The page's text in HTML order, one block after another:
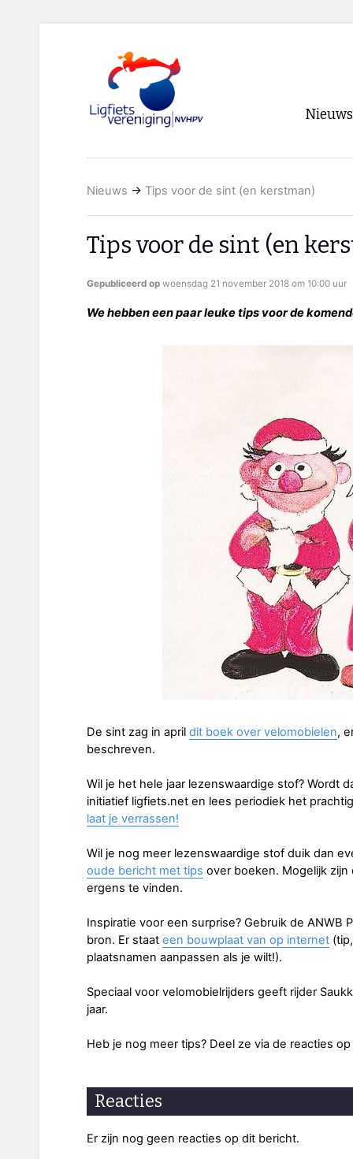
Nieuws
Nieuws → Tips voor de sint (en kerstman)
Tips voor de sint (en
Gepubliceerd op woensdag 21 november 2018 om 10:00 uur
We hebben een paar leuke tips voor de
De sint zag in april dit boek over velomobielen,
beschreven.
Wil je het hele jaar lezenswaardige stof? Wordt
initiatief ligfiets.net en lees periodiek het
laat je verrassen!
Wil je nog meer lezenswaardige stof duik dan
oude bericht met tips over boeken. Mogelijk
ergens te vinden.
Inspiratie voor een surprise? Gebruik de ANWB
bron. Er staat een bouwplaat van op internet
plaatsnamen aanpassen als je wilt!).
Speciaal voor velomobielrijders geeft rijder
jaar.
Heb je nog meer tips? Deel ze via de reacties
Reacties
Er zijn nog geen reacties op dit bericht.